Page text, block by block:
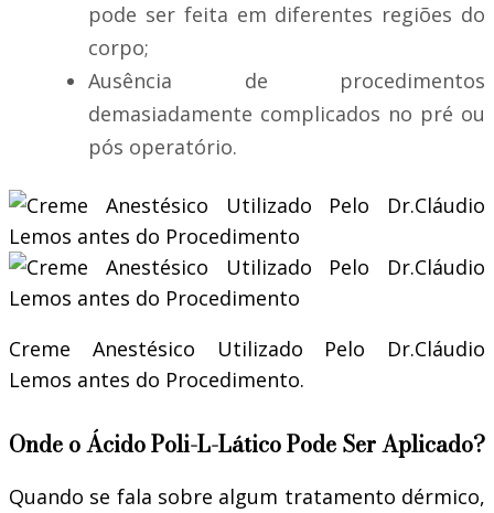
pode ser feita em diferentes regiões do
corpo;
Ausência de procedimentos
demasiadamente complicados no pré ou
pós operatório.
Creme Anestésico Utilizado Pelo Dr.Cláudio
Lemos antes do Procedimento.
Onde o Ácido Poli-L-Lático Pode Ser Aplicado?
Quando se fala sobre algum tratamento dérmico,